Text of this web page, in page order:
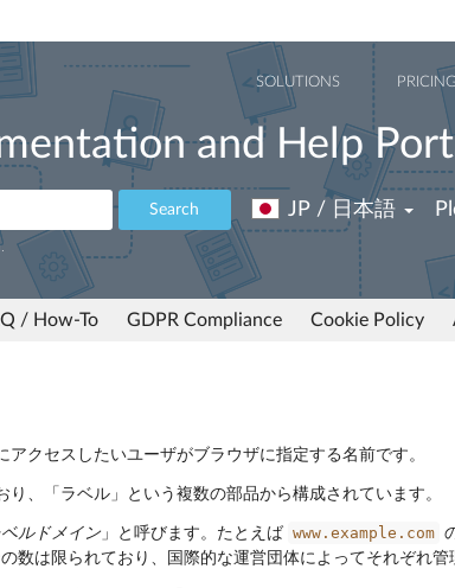
SOLUTIONS PRICING
and Help
Search JP / 日本語
/ How-To GDPR Compliance Cookie Policy
アクセスしたいユーザがブラウザに指定する名前です。
り、「ラベル」という複数の部品から構成されています。
ベルドメイン 」と呼びます。たとえば www.example.com
数は限られており、国際的な運営団体によってそれぞれ管